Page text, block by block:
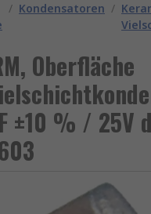
/ Kondensatoren /
Oberfläche
±10 % / 25V